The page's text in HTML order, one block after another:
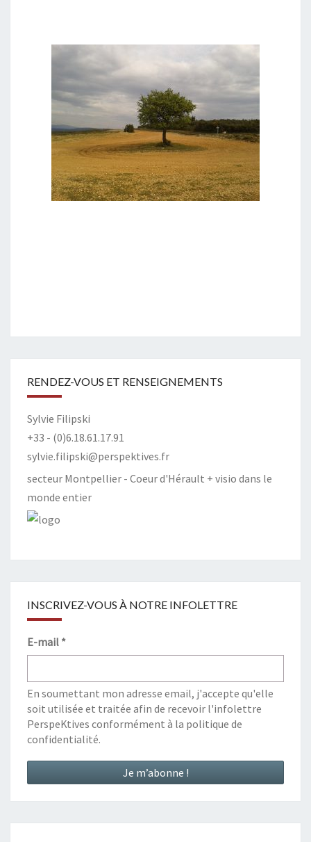
RENDEZ-VOUS ET RENSEIGNEMENTS
Sylvie Filipski
+33 - (0)6.18.61.17.91
sylvie.filipski@perspektives.fr
secteur Montpellier - Coeur d'Hérault + visio dans le
monde entier
INSCRIVEZ-VOUS À NOTRE INFOLETTRE
E-mail *
En soumettant mon adresse email, j'accepte qu'elle
soit utilisée et traitée afin de recevoir l'infolettre
PerspeKtives conformément à la politique de
confidentialité.